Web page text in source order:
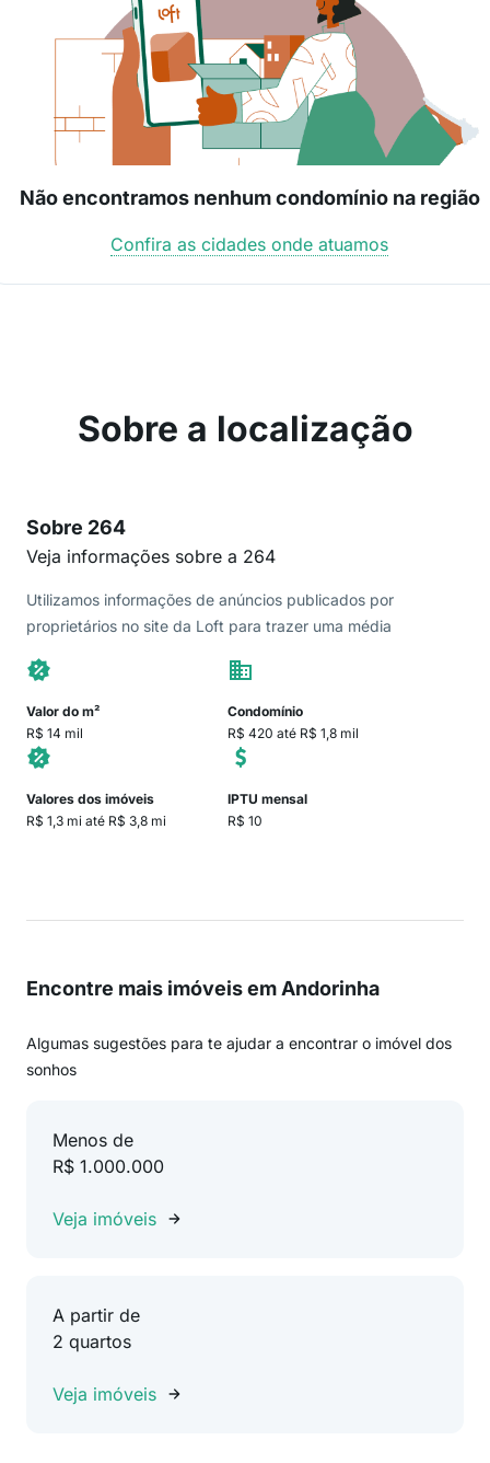
Não encontramos nenhum condomínio na região
Confira as cidades onde atuamos
Sobre a localização
Sobre 264
Veja informações sobre a 264
Utilizamos informações de anúncios publicados por
proprietários no site da Loft para trazer uma média
Valor do m²
R$ 14 mil
Condomínio
R$ 420 até R$ 1,8 mil
Valores dos imóveis
R$ 1,3 mi até R$ 3,8 mi
IPTU mensal
R$ 10
Encontre mais imóveis em Andorinha
Algumas sugestões para te ajudar a encontrar o imóvel dos
sonhos
Menos de
R$ 1.000.000
Veja imóveis
A partir de
2 quartos
Veja imóveis